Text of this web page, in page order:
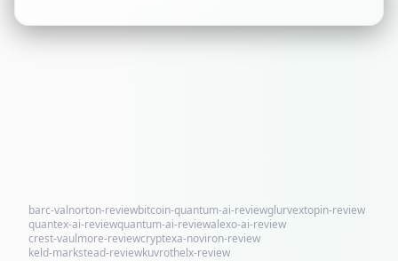
barc-valnorton-reviewbitcoin-quantum-ai-reviewglurvextopin-review
quantex-ai-reviewquantum-ai-reviewalexo-ai-review
crest-vaulmore-reviewcryptexa-noviron-review
keld-markstead-reviewkuvrothelx-review